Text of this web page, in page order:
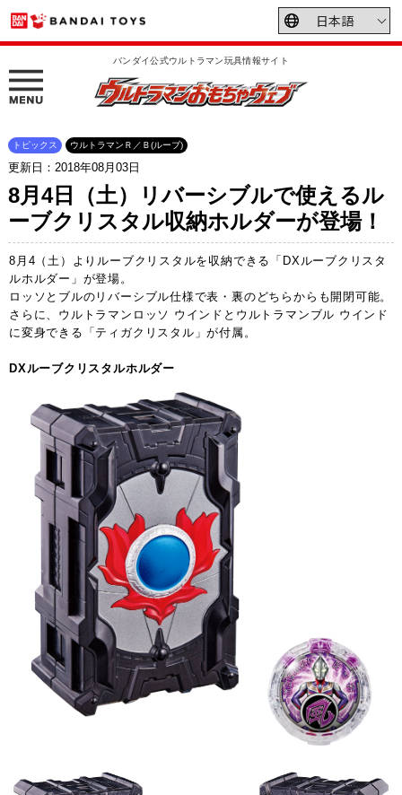
バンダイ公式ウルトラマン玩具情報サイト
更新日：2018年08月03日
トピックス ウルトラマンＲ／Ｂ(ルーブ)
8月4日（土）リバーシブルで使えるル
ーブクリスタル収納ホルダーが登場！
8月4（土）よりルーブクリスタルを収納できる「DXルーブクリスタ
ルホルダー」が登場。
ロッソとブルのリバーシブル仕様で表・裏のどちらからも開閉可能。
さらに、ウルトラマンロッソ ウインドとウルトラマンブル ウインド
に変身できる「ティガクリスタル」が付属。
DXルーブクリスタルホルダー